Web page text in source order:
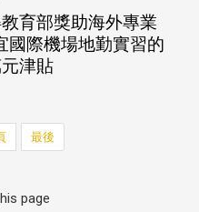
育部獎助海外專業
國際機場地勤實習的
津貼
最後
page